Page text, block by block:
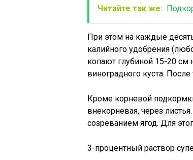
Читайте так же:
При этом на каждые
калийного удобрения
копают глубиной 15-20 см
виноградного куста.
Кроме корневой
внекорневая, через
созреванием ягод. Для
3-процентный раствор